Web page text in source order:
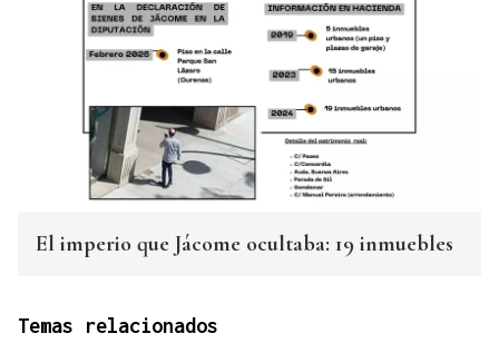
El imperio que Jácome ocultaba: 19 inmuebles
Temas relacionados